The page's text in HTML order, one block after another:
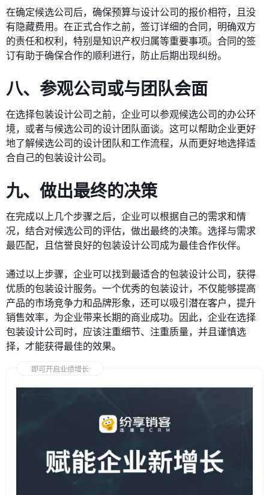
在确定候选公司后，确保预算与设计公司的报价相符，且没
有隐藏费用。在正式合作之前，签订详细的合同，明确双方
的责任和权利，特别是知识产权归属等重要事项。合同的签
订有助于确保合作的顺利进行，防止后期出现纠纷。
八、参观公司或与团队会面
在选择包装设计公司之前，企业可以参观候选公司的办公环
境，或者与候选公司的设计团队面谈。这可以帮助企业更好
地了解候选公司的设计团队和工作流程，从而更好地选择适
合自己的包装设计公司。
九、做出最终的决策
在完成以上几个步骤之后，企业可以根据自己的需求和情
况，结合对候选公司的评估，做出最终的决策。选择与需求
最匹配，且信誉良好的包装设计公司成为最佳合作伙伴。
通过以上步骤，企业可以找到最适合的包装设计公司，获得
优质的包装设计服务。一个优秀的包装设计，不仅能够提高
产品的市场竞争力和品牌形象，还可以吸引潜在客户，提升
销售效率，为企业带来长期的商业成功。因此，企业在选择
包装设计公司时，应该注重细节、注重质量，并且谨慎选
择，才能获得最佳的效果。
即可开启业绩增长